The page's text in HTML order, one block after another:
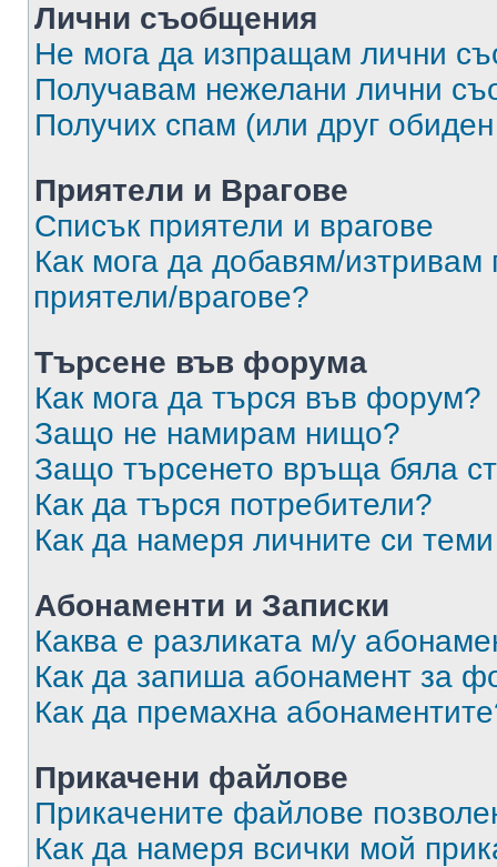
Лични съобщения
Не мога да изпращам лични
Получавам нежелани лични
Получих спам (или друг
Приятели и Врагове
Списък приятели и врагове
Как мога да добавям/изтривам
приятели/врагове?
Търсене във форума
Как мога да търся във форум?
Защо не намирам нищо?
Защо търсенето връща бяла
Как да търся потребители?
Как да намеря личните си
Абонаменти и Записки
Каква е разликата м/у
Как да запиша абонамент за
Как да премахна
Прикачени файлове
Прикачените файлове
Как да намеря всички мой